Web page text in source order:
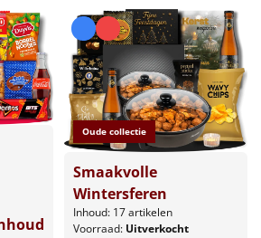
Oude collectie
Smaakvolle
Wintersferen
Inhoud: 17 artikelen
Voorraad: Uitverkocht